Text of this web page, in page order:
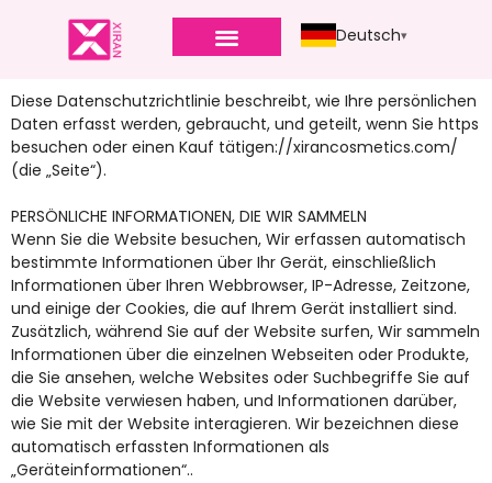
Deutsch
Diese Datenschutzrichtlinie beschreibt, wie Ihre persönlichen
Daten erfasst werden, gebraucht, und geteilt, wenn Sie https
besuchen oder einen Kauf tätigen://xirancosmetics.com/
(die „Seite“).
PERSÖNLICHE INFORMATIONEN, DIE WIR SAMMELN
Wenn Sie die Website besuchen, Wir erfassen automatisch
bestimmte Informationen über Ihr Gerät, einschließlich
Informationen über Ihren Webbrowser, IP-Adresse, Zeitzone,
und einige der Cookies, die auf Ihrem Gerät installiert sind.
Zusätzlich, während Sie auf der Website surfen, Wir sammeln
Informationen über die einzelnen Webseiten oder Produkte,
die Sie ansehen, welche Websites oder Suchbegriffe Sie auf
die Website verwiesen haben, und Informationen darüber,
wie Sie mit der Website interagieren. Wir bezeichnen diese
automatisch erfassten Informationen als
„Geräteinformationen“..